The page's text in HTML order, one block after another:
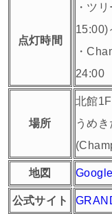
点灯時間
・ツ
15:00)
・
24:00
場所
北館
うめ
地図
公式サイト